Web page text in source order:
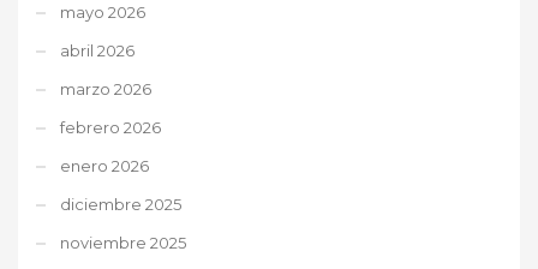
mayo 2026
abril 2026
marzo 2026
febrero 2026
enero 2026
diciembre 2025
noviembre 2025